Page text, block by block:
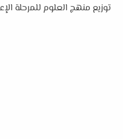
توزيع منهج العلوم للمرحلة